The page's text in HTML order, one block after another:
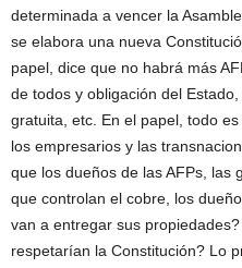
determinada a vencer la
se elabora una nueva
papel, dice que no habrá más
de todos y obligación del
gratuita, etc. En el papel, todo
los empresarios y las
que los dueños de las AFPs, las
que controlan el cobre, los
van a entregar sus
respetarían la Constitución? Lo